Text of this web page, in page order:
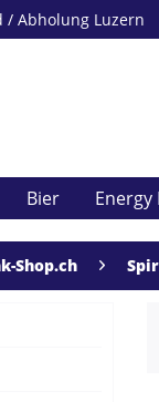
/ Abholung Luzern
Bier Energy
Shop.ch